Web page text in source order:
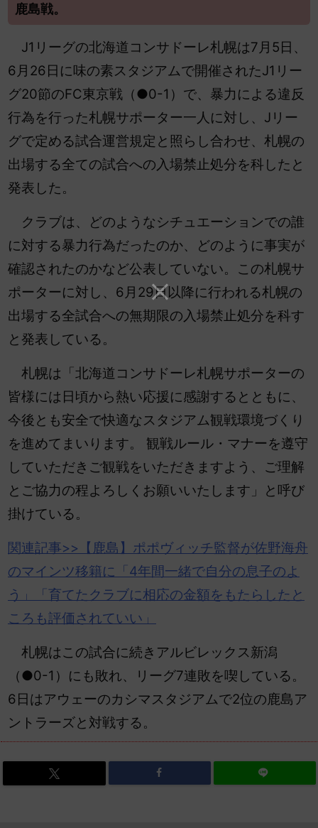
鹿島戦。
J1リーグの北海道コンサドーレ札幌は7月5日、
6月26日に味の素スタジアムで開催されたJ1リー
グ20節のFC東京戦（●0-1）で、暴力による違反
行為を行った札幌サポーター一人に対し、Jリー
グで定める試合運営規定と照らし合わせ、札幌の
出場する全ての試合への入場禁止処分を科したと
発表した。
クラブは、どのようなシチュエーションでの誰
に対する暴力行為だったのか、どのように事実が
確認されたのかなど公表していない。この札幌サ
ポーターに対し、6月29日以降に行われる札幌の
出場する全試合への無期限の入場禁止処分を科す
と発表している。
札幌は「北海道コンサドーレ札幌サポーターの
皆様には日頃から熱い応援に感謝するとともに、
今後とも安全で快適なスタジアム観戦環境づくり
を進めてまいります。 観戦ルール・マナーを遵守
していただきご観戦をいただきますよう、ご理解
とご協力の程よろしくお願いいたします」と呼び
掛けている。
関連記事>>【 鹿島 】ポポヴィッチ監督が佐野海舟
のマインツ移籍に「4年間一緒で自分の息子のよ
う」「育てたクラブに相応の金額をもたらしたと
ころも評価されていい」
札幌はこの試合に続きアルビレックス新潟
（●0-1）にも敗れ、リーグ7連敗を喫している。
6日はアウェーのカシマスタジアムで2位の鹿島ア
ントラーズと対戦する。